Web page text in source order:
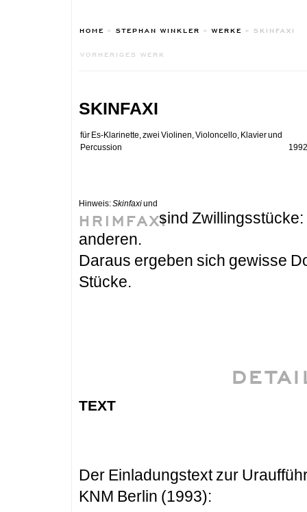
HOME » STEPHAN WINKLER »WERKE » SKINFAXI
VORHERIGES WERK
skinfaxi
für Es-Klarinette, zwei Violinen, Violoncello, Klavier und
Percussion
Hinweis:Skinfaxiund
HRIMFAXIsind
anderen.
Daraus ergeben sich gewisse
Stücke.
text
Der Einladungstext zur
KNM Berlin (1993):